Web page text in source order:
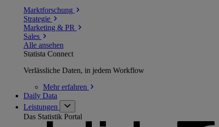
Marktforschung
Strategie
Marketing & PR
Sales
Alle ansehen
Statista Connect
Verlässliche Daten, in jedem Workflow
Mehrerfahren
Daily Data
Leistungen
Das Statistik Portal